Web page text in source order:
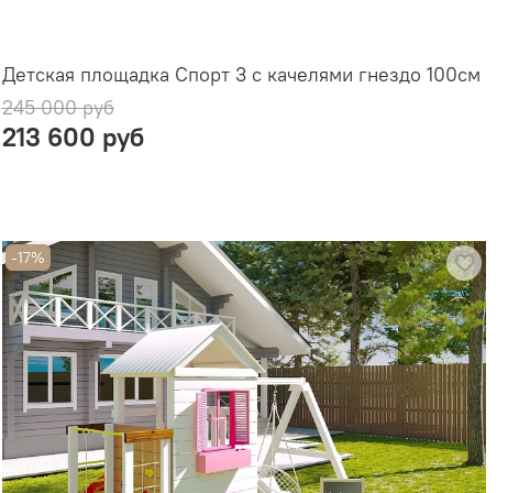
Детская площадка Спорт 3 с качелями гнездо 100см
245 000 руб
213 600 руб
-17%